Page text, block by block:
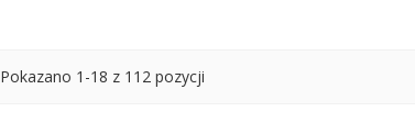
Pokazano 1-18 z 112 pozycji